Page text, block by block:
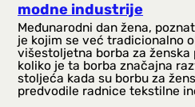
modne industrije
Međunarodni dan žena,
je kojim se već tradicionalno
višestoljetna borba za
koliko je ta borba značajna
stoljeća kada su borbu za
predvodile radnice tekstilne